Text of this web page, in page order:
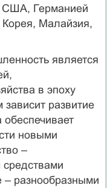
США, Германией
Корея, Малайзия,
является
в эпоху
развитие
обеспечивает
новыми
–
– разнообразными